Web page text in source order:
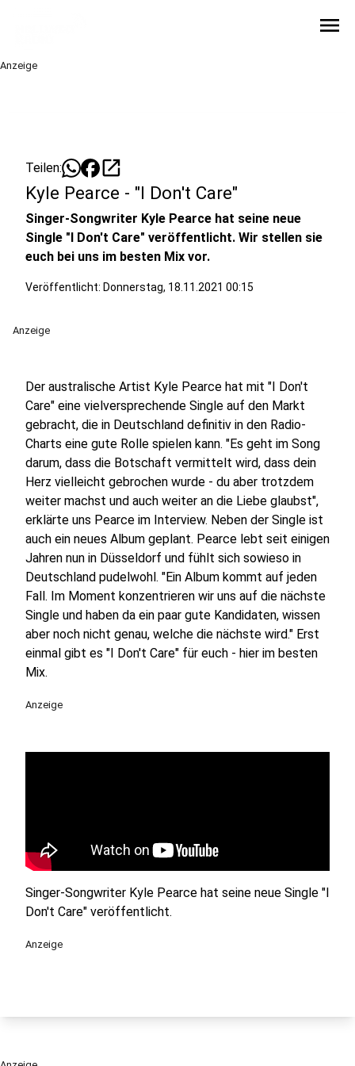
menu
Anzeige
Teilen: open_in_new
Kyle Pearce - "I Don't Care"
Singer-Songwriter Kyle Pearce hat seine neue
Single "I Don't Care" veröffentlicht. Wir stellen sie
euch bei uns im besten Mix vor.
Veröffentlicht: Donnerstag, 18.11.2021 00:15
Anzeige
Der australische Artist Kyle Pearce hat mit "I Don't
Care" eine vielversprechende Single auf den Markt
gebracht, die in Deutschland definitiv in den Radio-
Charts eine gute Rolle spielen kann. "Es geht im Song
darum, dass die Botschaft vermittelt wird, dass dein
Herz vielleicht gebrochen wurde - du aber trotzdem
weiter machst und auch weiter an die Liebe glaubst",
erklärte uns Pearce im Interview. Neben der Single ist
auch ein neues Album geplant. Pearce lebt seit einigen
Jahren nun in Düsseldorf und fühlt sich sowieso in
Deutschland pudelwohl. "Ein Album kommt auf jeden
Fall. Im Moment konzentrieren wir uns auf die nächste
Single und haben da ein paar gute Kandidaten, wissen
aber noch nicht genau, welche die nächste wird." Erst
einmal gibt es "I Don't Care" für euch - hier im besten
Mix.
Anzeige
Singer-Songwriter Kyle Pearce hat seine neue Single "I
Don't Care" veröffentlicht.
Anzeige